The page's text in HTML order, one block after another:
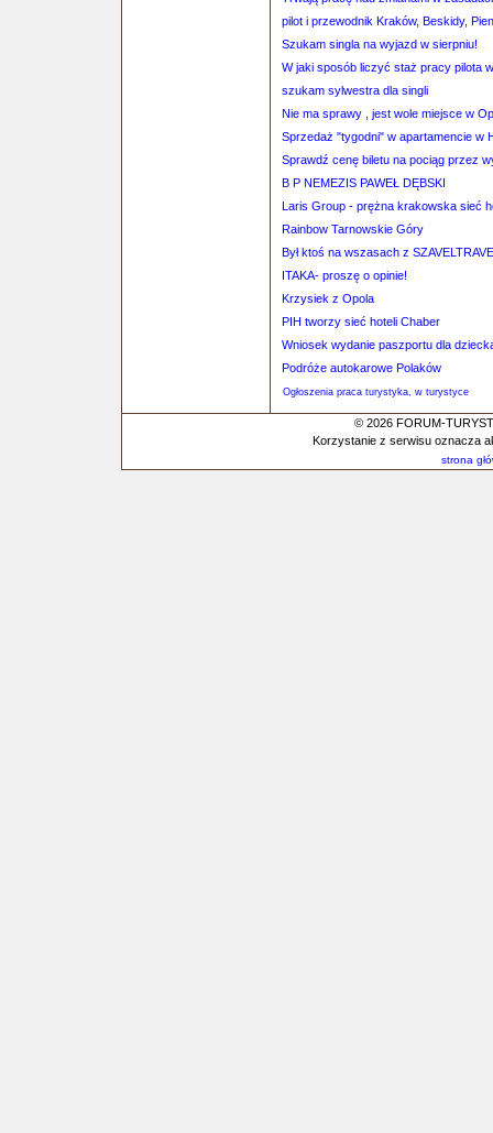
pilot i przewodnik Kraków, Beskidy,
Szukam singla na wyjazd w sierpniu!
W jaki sposób liczyć staż pracy pilota
szukam sylwestra dla singli
Nie ma sprawy , jest wole miejsce w
Sprzedaż "tygodni" w apartamencie w
Sprawdź cenę biletu na pociąg przez
B P NEMEZIS PAWEŁ DĘBSKI
Laris Group - prężna krakowska sieć
Rainbow Tarnowskie Góry
Był ktoś na wszasach z
ITAKA- proszę o opinie!
Krzysiek z Opola
PIH tworzy sieć hoteli Chaber
Wniosek wydanie paszportu dla
Podróże autokarowe Polaków
Ogłoszenia praca turystyka, w turystyce
© 2026 FORUM-
Korzystanie z serwisu oznacza
strona